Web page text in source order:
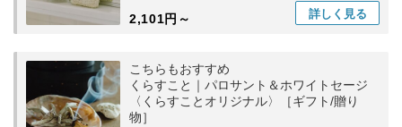
2,101円～ 詳しく 見る
こちらもおすすめ
くらすこと｜パロサント＆ホワイトセージ
〈くらすことオリジナル〉［ギフト/贈り
物］